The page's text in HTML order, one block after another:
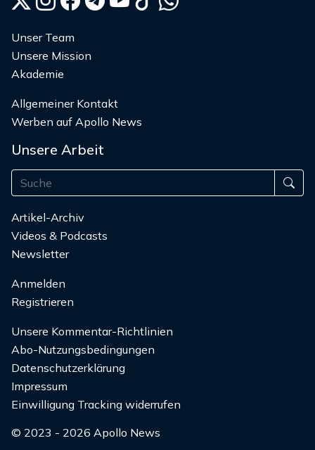
Unser Team
Unsere Mission
Akademie
Allgemeiner Kontakt
Werben auf Apollo News
Unsere Arbeit
Artikel-Archiv
Videos & Podcasts
Newsletter
Anmelden
Registrieren
Unsere Kommentar-Richtlinien
Abo-Nutzungsbedingungen
Datenschutzerklärung
Impressum
Einwilligung Tracking widerrufen
© 2023 - 2026 Apollo News